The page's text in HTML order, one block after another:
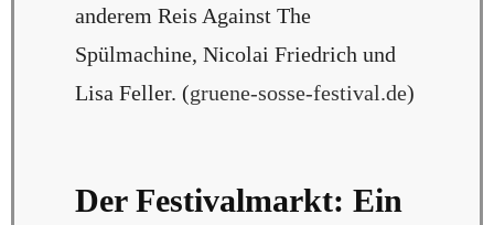
anderem Reis Against The
Spülmachine, Nicolai Friedrich und
Lisa Feller. (gruene-sosse-festival.de)
Der Festivalmarkt: Ein